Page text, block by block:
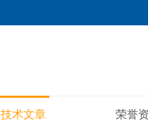
技术文章 荣誉